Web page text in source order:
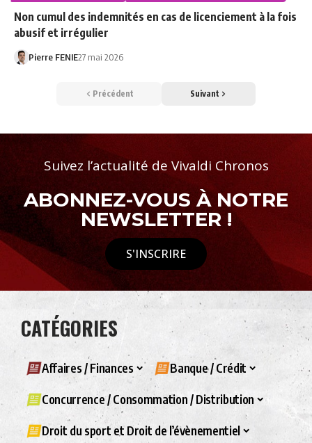
Non cumul des indemnités en cas de licenciement à la fois
abusif et irrégulier
Pierre FENIE27 mai 2026
Précédent Suivant
Suivez l’actualité de Vivaldi Chronos
ABONNEZ-VOUS À NOTRE
NEWSLETTER !
S'INSCRIRE
CATÉGORIES
Affaires / Finances Banque / Crédit
Concurrence / Consommation / Distribution
Droit du sport et Droit de l’évènementiel